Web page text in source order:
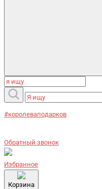
#королеваподарков
Обратный звонок
Избранное
Корзина